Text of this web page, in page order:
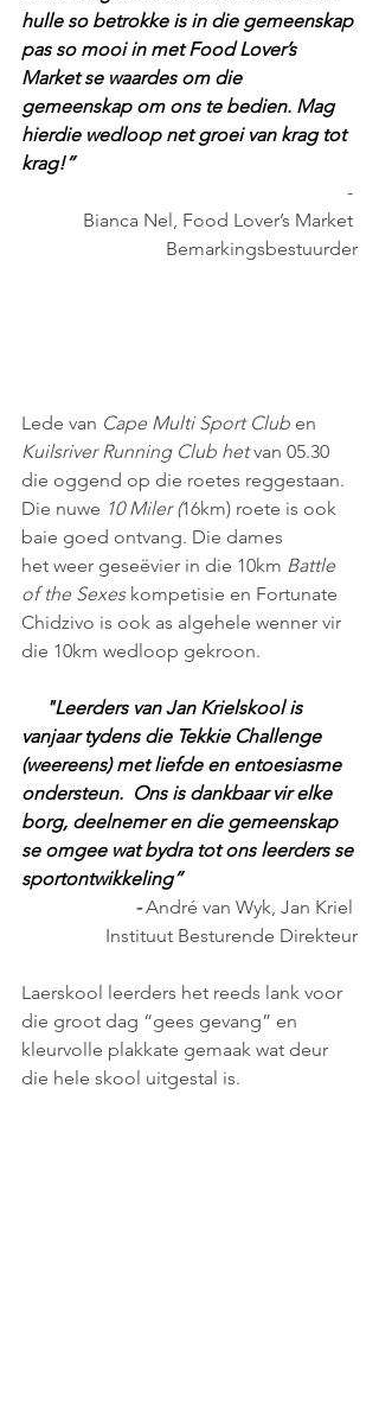
hulle so betrokke is in die gemeenskap
pas so mooi in met Food Lover’s
Market se waardes om die
gemeenskap om ons te bedien. Mag
hierdie wedloop net groei van krag tot
krag!”
-
Bianca Nel, Food Lover’s Market
Bemarkingsbestuurder
Lede van Cape Multi Sport Club en
Kuilsriver Running Club het van 05.30
die oggend op die roetes reggestaan.
Die nuwe 10 Miler (16km) roete is ook
baie goed ontvang. Die dames
het weer geseëvier in die 10km Battle
of the Sexes kompetisie en Fortunate
Chidzivo is ook as algehele wenner vir
die 10km wedloop gekroon.
"Leerders van Jan Krielskool is
vanjaar tydens die Tekkie Challenge
(weereens) met liefde en entoesiasme
ondersteun.  Ons is dankbaar vir elke
borg, deelnemer en die gemeenskap
se omgee wat bydra tot ons leerders se
sportontwikkeling”
- André van Wyk, Jan Kriel
Instituut Besturende Direkteur
Laerskool leerders het reeds lank voor
die groot dag “gees gevang” en
kleurvolle plakkate gemaak wat deur
die hele skool uitgestal is.